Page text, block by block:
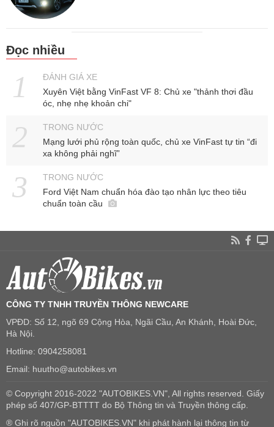
Đọc nhiều
ĐÁNH GIÁ XE
Xuyên Việt bằng VinFast VF 8: Chủ xe "thảnh thơi đầu
óc, nhẹ nhẹ khoản chi"
TRONG NƯỚC
Mạng lưới phủ rộng toàn quốc, chủ xe VinFast tự tin “đi
xa không phải nghĩ”
TRONG NƯỚC
Ford Việt Nam chuẩn hóa đào tạo nhân lực theo tiêu
chuẩn toàn cầu
CÔNG TY TNHH TRUYỀN THÔNG NEWCARE
VPĐD: Số 12, ngõ 69 Cộng Hòa, Ngãi Cầu, An Khánh, Hoài Đức,
Hà Nội.
Hotline: 0904258081
Email: huutho@autobikes.vn
© Copyright 2016-2022 "AUTOBIKES.VN", All rights reserved. Giấy
phép số 407/GP-BTTTT do Bộ Thông tin và Truyền thông cấp.
® Ghi rõ nguồn "AUTOBIKES.VN" khi phát hành lại thông tin từ